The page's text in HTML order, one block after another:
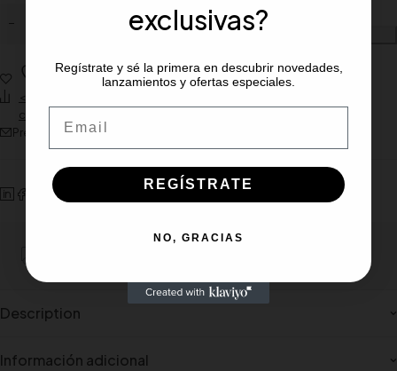
Añadir al carrito
Wishlist
<span class="ts-tooltip button-tooltip" data-title="Añadir para
comparar">Compare</span>
Preguntar sobre el producto
Description
Información adicional
exclusivas?
Regístrate y sé la primera en descubrir novedades,
lanzamientos y ofertas especiales.
REGÍSTRATE
NO, GRACIAS